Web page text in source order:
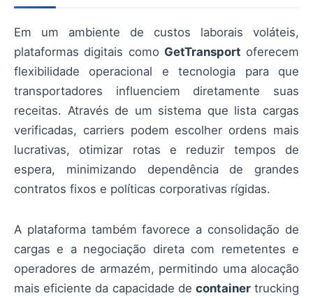
Em um ambiente de custos laborais voláteis,
plataformas digitais como GetTransport oferecem
flexibilidade operacional e tecnologia para que
transportadores influenciem diretamente suas
receitas. Através de um sistema que lista cargas
verificadas, carriers podem escolher ordens mais
lucrativas, otimizar rotas e reduzir tempos de
espera, minimizando dependência de grandes
contratos fixos e políticas corporativas rígidas.
A plataforma também favorece a consolidação de
cargas e a negociação direta com remetentes e
operadores de armazém, permitindo uma alocação
mais eficiente da capacidade de containertrucking